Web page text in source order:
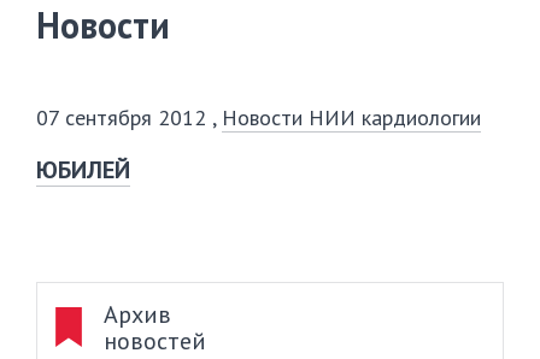
Новости
07 сентября 2012 , Новости НИИ кардиологии
ЮБИЛЕЙ
Архив
новостей